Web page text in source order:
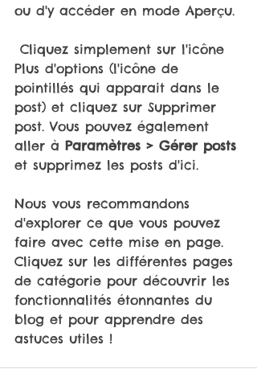
ou d'y accéder en mode Aperçu.
Plus d'options (l'icône de
pointillés qui apparait dans le
post) et cliquez sur Supprimer
post. Vous pouvez également
aller à Paramètres > Gérer posts
et supprimez les posts d'ici.
Nous vous recommandons
d'explorer ce que vous pouvez
faire avec cette mise en page.
Cliquez sur les différentes pages
de catégorie pour découvrir les
fonctionnalités étonnantes du
blog et pour apprendre des
astuces utiles !